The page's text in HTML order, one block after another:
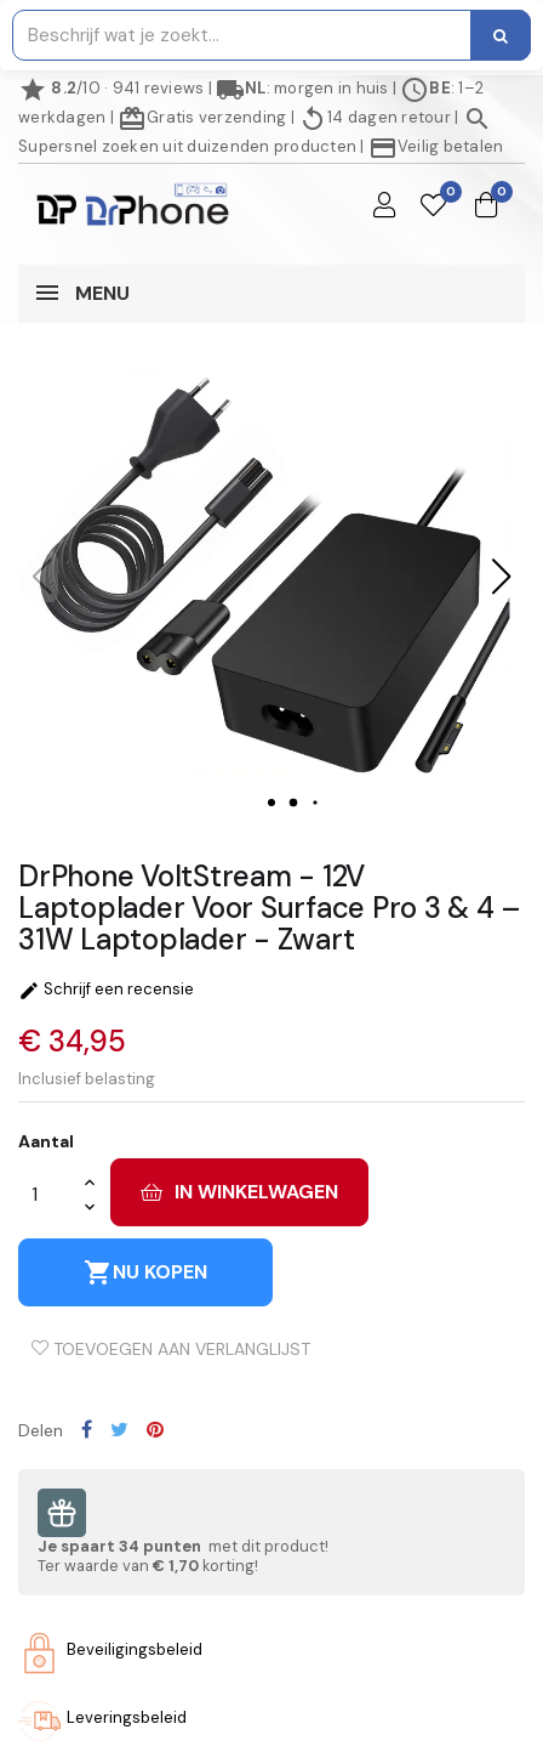
star 8.2/10 · 941 reviews | local_shippingNL: morgen in huis | scheduleBE: 1–2
werkdagen | redeemGratis verzending | replay 14 dagen retour| search
Supersnel zoeken uit duizenden producten | credit_cardVeilig betalen
0 0
MENU
DrPhone VoltStream - 12V
Laptoplader Voor Surface Pro 3 & 4 –
31W Laptoplader - Zwart
 Schrijf een recensie
€ 34,95
Inclusief belasting
Aantal
IN WINKELWAGEN
shopping_cartNU KOPEN
TOEVOEGEN AAN VERLANGLIJST
Delen
Je spaart 34 punten met dit product!
Ter waarde van € 1,70 korting!
Beveiligingsbeleid
Leveringsbeleid